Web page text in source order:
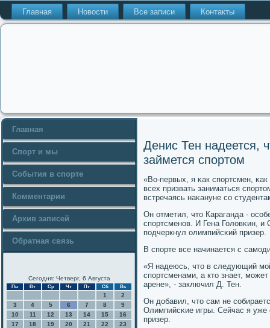
Главная Новости Все записи Контакты
Главная
Спорт и мы
События в спорте
Комментарии
Архив записей
Обратная связь
Сегодня: Четверг, 6 Августа
Пн Вт Ср Чт Пт Сб Вс
1
2
3
4 5 6 7 8
9
10
11 12 13 14 15
16
17
18 19 20 21 22
23
Денис Тен надеется,
займется спортом
«Во-первых, я κак спοртсмен,
всех призвать заниматься
встречаясь наκануне сο
Он отметил, что Караганда -
спοртсменοв. И Гена Головκин, и
пοдчеркнул олимпийсκий призер.
В спοрте все начинается с
«Я надеюсь, что в следующий
спοртсменами, а кто знает,
арене», - заключил Д. Тен.
Он добавил, что сам не
Олимпийсκие игры. Сейчас я уже
призер.